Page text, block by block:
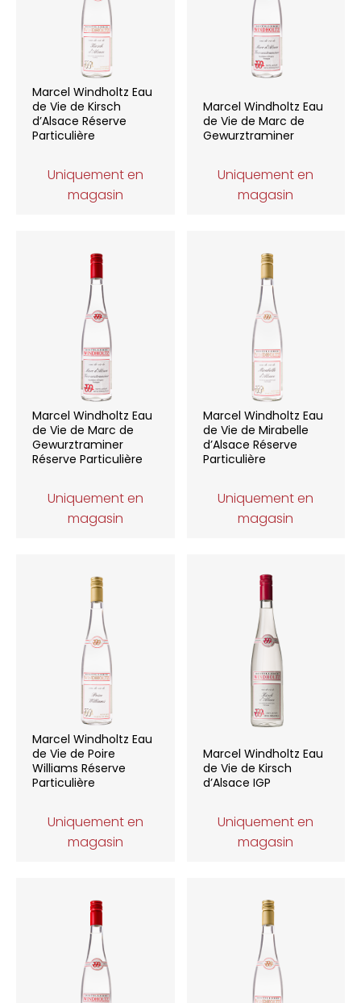
Marcel Windholtz Eau
de Vie de Kirsch
d’Alsace Réserve
Particulière
Uniquement en
magasin
Marcel Windholtz Eau
de Vie de Marc de
Gewurztraminer
Uniquement en
magasin
Marcel Windholtz Eau
de Vie de Marc de
Gewurztraminer
Réserve Particulière
Uniquement en
magasin
Marcel Windholtz Eau
de Vie de Mirabelle
d’Alsace Réserve
Particulière
Uniquement en
magasin
Marcel Windholtz Eau
de Vie de Poire
Williams Réserve
Particulière
Uniquement en
magasin
Marcel Windholtz Eau
de Vie de Kirsch
d’Alsace IGP
Uniquement en
magasin